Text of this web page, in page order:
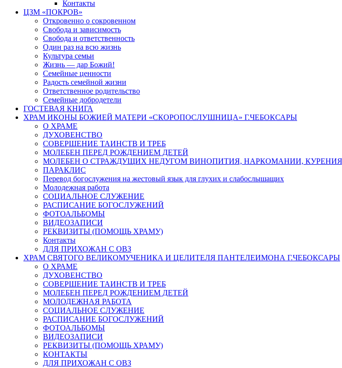
Контакты
ЦЗМ «ПОКРОВ»
Откровенно о сокровенном
Свобода и зависимость
Свобода и ответственность
Один раз на всю жизнь
Культура семьи
Жизнь — дар Божий!
Семейные ценности
Радость семейной жизни
Ответственное родительство
Семейные добродетели
ГОСТЕВАЯ КНИГА
ХРАМ ИКОНЫ БОЖИЕЙ МАТЕРИ «СКОРОПОСЛУШНИЦА» Г.ЧЕБОКСАРЫ
О ХРАМЕ
ДУХОВЕНСТВО
СОВЕРШЕНИЕ ТАИНСТВ И ТРЕБ
МОЛЕБЕН ПЕРЕД РОЖДЕНИЕМ ДЕТЕЙ
МОЛЕБЕН О СТРАЖДУЩИХ НЕДУГОМ ВИНОПИТИЯ, НАРКОМАНИИ,
ПАРАКЛИС
Перевод богослужения на жестовый язык для глухих и слабослышащих
Молодежная работа
СОЦИАЛЬНОЕ СЛУЖЕНИЕ
РАСПИСАНИЕ БОГОСЛУЖЕНИЙ
ФОТОАЛЬБОМЫ
ВИДЕОЗАПИСИ
РЕКВИЗИТЫ (ПОМОЩЬ ХРАМУ)
Контакты
ДЛЯ ПРИХОЖАН С ОВЗ
ХРАМ СВЯТОГО ВЕЛИКОМУЧЕНИКА И ЦЕЛИТЕЛЯ ПАНТЕЛЕИМОНА Г.ЧЕБОКСАРЫ
О ХРАМЕ
ДУХОВЕНСТВО
СОВЕРШЕНИЕ ТАИНСТВ И ТРЕБ
МОЛЕБЕН ПЕРЕД РОЖДЕНИЕМ ДЕТЕЙ
МОЛОДЕЖНАЯ РАБОТА
СОЦИАЛЬНОЕ СЛУЖЕНИЕ
РАСПИСАНИЕ БОГОСЛУЖЕНИЙ
ФОТОАЛЬБОМЫ
ВИДЕОЗАПИСИ
РЕКВИЗИТЫ (ПОМОЩЬ ХРАМУ)
КОНТАКТЫ
ДЛЯ ПРИХОЖАН С ОВЗ